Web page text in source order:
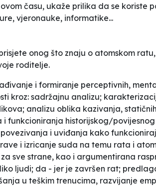
času, ukaže prilika da se koriste
vjeronauke, informatike...
onog što znaju o atomskom
roditelje.
i formiranje perceptivnih,
kroz: sadržajnu analizu;
analizu oblika kazivanja,
funkcioniranja historijskog/
i uviđanja kako
i izricanje suda na temu rata i
sve strane, kao i argumentirana
ljudi; da - jer je završen rat;
u teškim trenucima, razvijanje